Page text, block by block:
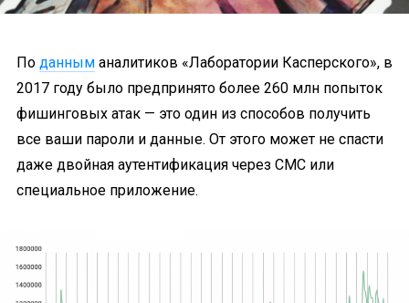
По данным аналитиков «Лаборатории Касперского», в
2017 году было предпринято более 260 млн попыток
фишинговых атак — это один из способов получить
все ваши пароли и данные. От этого может не спасти
даже двойная аутентификация через СМС или
специальное приложение.